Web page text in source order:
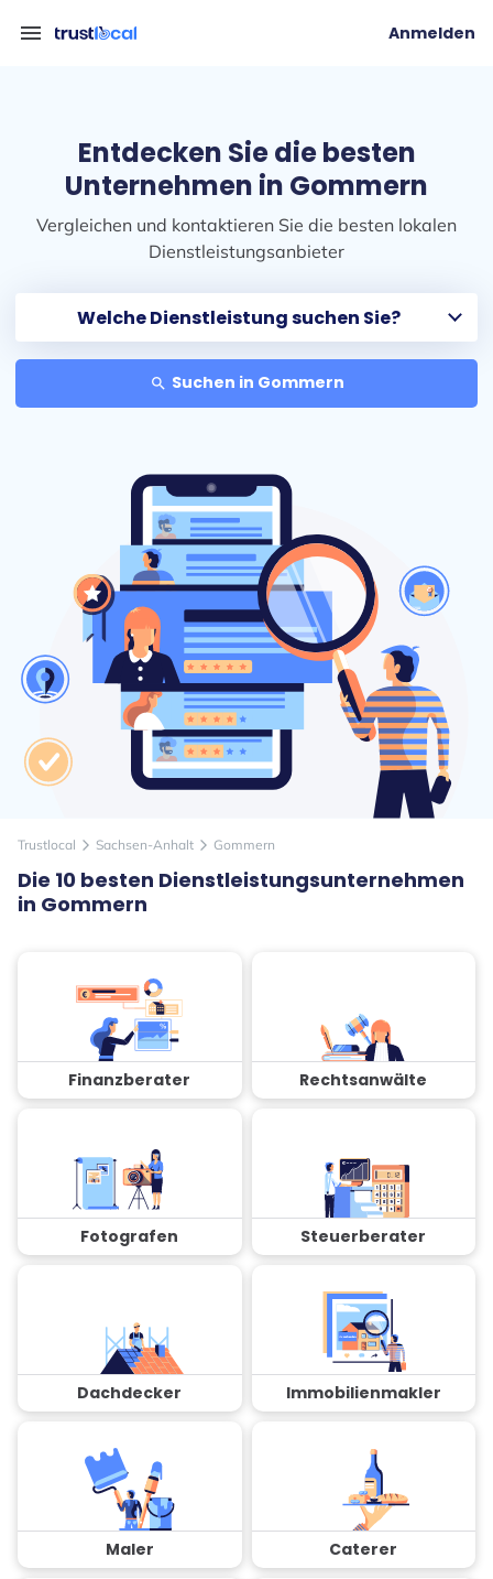
menu Anmelden
Entdecken Sie die besten
Unternehmen in Gommern
Vergleichen und kontaktieren Sie die besten lokalen
Dienstleistungsanbieter
search Suchen in Gommern
Trustlocal arrow_forward_ios Sachsen-Anhalt arrow_forward_ios Gommern
Die 10 besten Dienstleistungsunternehmen
in Gommern
Finanzberater Rechtsanwälte
Fotografen Steuerberater
Dachdecker Immobilienmakler
Maler Caterer